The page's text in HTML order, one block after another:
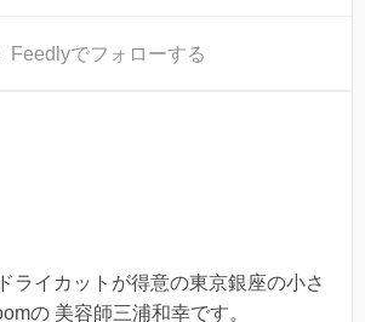
Feedlyでフォローする
ライカットが得意の東京銀座の小さ
の 美容師三浦和幸です。